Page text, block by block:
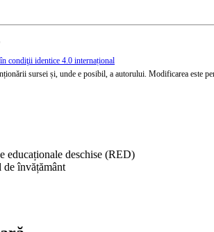
condiţii identice 4.0 internațional
sursei și, unde e posibil, a autorului. Modificarea este
educaționale deschise (RED)
învățământ